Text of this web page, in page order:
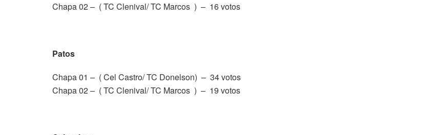
Chapa 02 – ( TC Clenival/ TC Marcos ) – 16 votos
Patos
Chapa 01 – ( Cel Castro/ TC Donelson) – 34 votos
Chapa 02 – ( TC Clenival/ TC Marcos ) – 19 votos